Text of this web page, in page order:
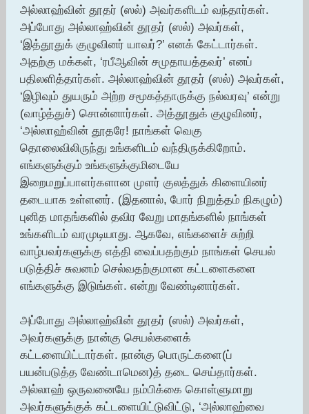
அல்லாஹ்வின் தூதர் (ஸல்) அவர்களிடம் வந்தார்கள்.
அப்போது அல்லாஹ்வின் தூதர் (ஸல்) அவர்கள்,
‘இத்தூதுக் குழுவினர் யாவர்?’ எனக் கேட்டார்கள்.
அதற்கு மக்கள், ‘ரபீஆவின் சமுதாயத்தவர்’ எனப்
பதிலளித்தார்கள். அல்லாஹ்வின் தூதர் (ஸல்) அவர்கள்,
‘இழிவும் துயரும் அற்ற சமூகத்தாருக்கு நல்வரவு’ என்று
(வாழ்த்துச்) சொன்னார்கள். அத்தூதுக் குழுவினர்,
‘அல்லாஹ்வின் தூதரே! நாங்கள் வெகு
தொலைவிலிருந்து உங்களிடம் வந்திருக்கிறோம்.
எங்களுக்கும் உங்களுக்குமிடையே
இறைமறுப்பாளர்களான முளர் குலத்துக் கிளையினர்
தடையாக உள்ளனர். (இதனால், போர் நிறுத்தம் நிகழும்)
புனித மாதங்களில் தவிர வேறு மாதங்களில் நாங்கள்
உங்களிடம் வரமுடியாது. ஆகவே, எங்களைச் சுற்றி
வாழ்பவர்களுக்கு எத்தி வைப்பதற்கும் நாங்கள் செயல்
படுத்திச் சுவனம் செல்வதற்குமான கட்டளைகளை
எங்களுக்கு இடுங்கள். என்று வேண்டினார்கள்.
அப்போது அல்லாஹ்வின் தூதர் (ஸல்) அவர்கள்,
அவர்களுக்கு நான்கு செயல்களைக்
கட்டளையிட்டார்கள். நான்கு பொருட்களை(ப்
பயன்படுத்த வேண்டாமென)த் தடை செய்தார்கள்.
அல்லாஹ் ஒருவனையே நம்பிக்கை கொள்ளுமாறு
அவர்களுக்குக் கட்டளையிட்டுவிட்டு, ‘அல்லாஹ்வை